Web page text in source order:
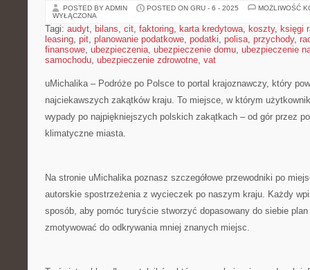
POSTED BY ADMIN POSTED ON GRU - 6 - 2025
MOŻLIWOŚĆ
WYŁĄCZONA
Tagi: audyt, bilans, cit, faktoring, karta kredytowa, koszty, księgi
leasing, pit, planowanie podatkowe, podatki, polisa, przychody,
finansowe, ubezpieczenia, ubezpieczenie domu, ubezpieczenie
samochodu, ubezpieczenie zdrowotne, vat
uMichalika – Podróże po Polsce to portal krajoznawczy, który
najciekawszych zakątków kraju. To miejsce, w którym
wypady po najpiękniejszych polskich zakątkach – od gór przez
klimatyczne miasta.
Na stronie uMichalika poznasz szczegółowe przewodniki po
autorskie spostrzeżenia z wycieczek po naszym kraju. Każdy
sposób, aby pomóc turyście stworzyć dopasowany do siebie
zmotywować do odkrywania mniej znanych miejsc.